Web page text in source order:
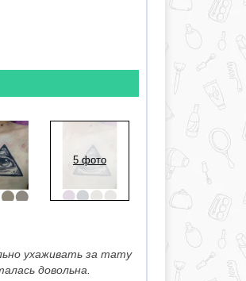
5 фото
ухаживать за тату
довольна.